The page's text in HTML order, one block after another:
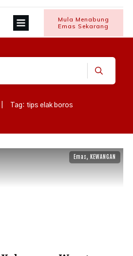
Mula Menabung
Emas Sekarang
Tag: tips elak boros
Emas, KEWANGAN